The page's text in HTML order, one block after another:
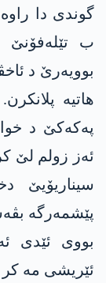
گوندی دا
ب
بوویەرێ د
ھاتیە
پەکەکێ د
ئەز زولم لێ
پێشمەرگە
بووی ئێدی
ئێریشی مە کر